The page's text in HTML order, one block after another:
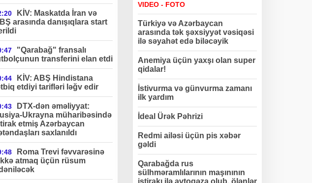
KİV: Maskatda İran və
arasında danışıqlara start
"Qarabağ" fransalı
transferini elan etdi
KİV: ABŞ Hindistana
etdiyi tarifləri ləğv edir
DTX-dən əməliyyat:
Ukrayna müharibəsində
etmiş Azərbaycan
saxlanıldı
Roma Trevi fəvvarəsinə
atmaq üçün rüsum
VIDEO - FOTO
Türkiyə və Azərbaycan
arasında tək şəxsiyyət vəsiqəsi
ilə səyahət edə biləcəyik
Anemiya üçün yaxşı olan super
qidalar!
İstivurma və günvurma zamanı
ilk yardım
İdeal Ürək Pəhrizi
Redmi ailəsi üçün pis xəbər
gəldi
Qarabağda rus
sülhməramlılarının maşınının
iştirakı ilə avtoqəza olub, ölənlər